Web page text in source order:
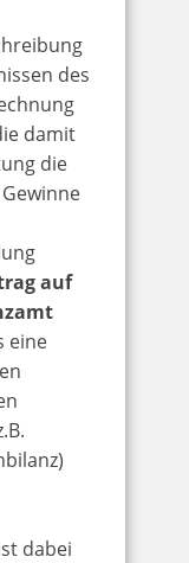
des
damit
die
auf
eine
dabei